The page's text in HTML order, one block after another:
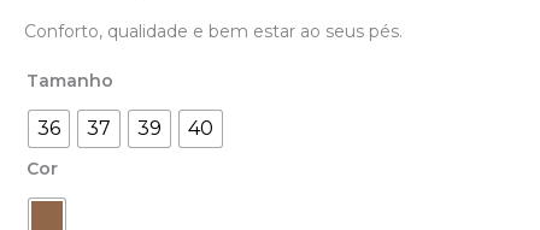
Conforto, qualidade e bem estar ao seus pés.
Tamanho
36 37 39 40
Cor